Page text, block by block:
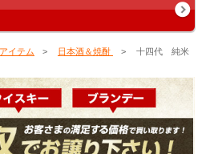
イテム 日本酒＆焼酎
十四代 純米